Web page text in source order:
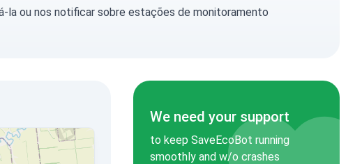
la ou nos notificarsobre estações de monitoramento
We need your support
to keep SaveEcoBot running
smoothly and w/o crashes